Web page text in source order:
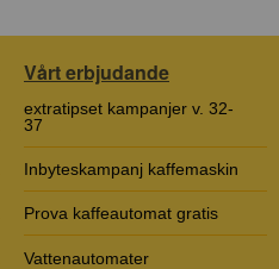
Vårt erbjudande
extratipset kampanjer v. 32-
37
Inbyteskampanj kaffemaskin
Prova kaffeautomat gratis
Vattenautomater